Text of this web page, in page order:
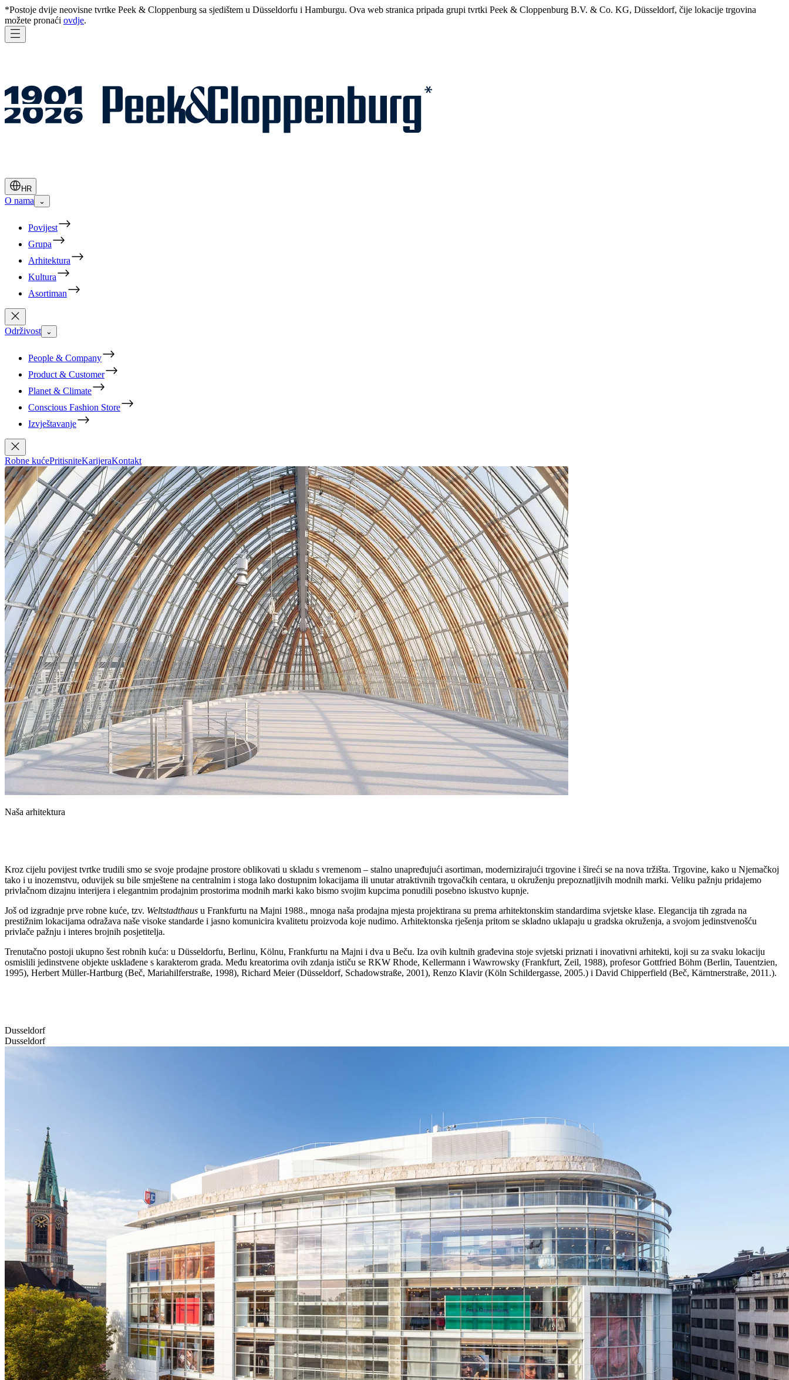
*Postoje dvije neovisne tvrtke Peek & Cloppenburg sa sjedištem u Düsseldorfu i Hamburgu. Ova web stranica pripada grupi tvrtki Peek & Cloppenburg B.V. & Co. KG, Düsseldorf, čije lokacije trgovina
možete pronaći ovdje.
HR
O nama ⌄
Povijest
Grupa
Arhitektura
Kultura
Asortiman
Održivost ⌄
People & Company
Product & Customer
Planet & Climate
Conscious Fashion Store
Izvještavanje
Robne kućePritisniteKarijeraKontakt
Naša arhitektura
Kroz cijelu povijest tvrtke trudili smo se svoje prodajne prostore oblikovati u skladu s vremenom – stalno unapređujući asortiman, modernizirajući trgovine i šireći se na nova tržišta. Trgovine, kako u Njemačkoj
tako i u inozemstvu, oduvijek su bile smještene na centralnim i stoga lako dostupnim lokacijama ili unutar atraktivnih trgovačkih centara, u okruženju prepoznatljivih modnih marki. Veliku pažnju pridajemo
privlačnom dizajnu interijera i elegantnim prodajnim prostorima modnih marki kako bismo svojim kupcima ponudili posebno iskustvo kupnje.
Još od izgradnje prve robne kuće, tzv. Weltstadthaus u Frankfurtu na Majni 1988., mnoga naša prodajna mjesta projektirana su prema arhitektonskim standardima svjetske klase. Elegancija tih zgrada na
prestižnim lokacijama odražava naše visoke standarde i jasno komunicira kvalitetu proizvoda koje nudimo. Arhitektonska rješenja pritom se skladno uklapaju u gradska okruženja, a svojom jedinstvenošću
privlače pažnju i interes brojnih posjetitelja.
Trenutačno postoji ukupno šest robnih kuća: u Düsseldorfu, Berlinu, Kölnu, Frankfurtu na Majni i dva u Beču. Iza ovih kultnih građevina stoje svjetski priznati i inovativni arhitekti, koji su za svaku lokaciju
osmislili jedinstvene objekte usklađene s karakterom grada. Među kreatorima ovih zdanja ističu se RKW Rhode, Kellermann i Wawrowsky (Frankfurt, Zeil, 1988), profesor Gottfried Böhm (Berlin, Tauentzien,
1995), Herbert Müller-Hartburg (Beč, Mariahilferstraße, 1998), Richard Meier (Düsseldorf, Schadowstraße, 2001), Renzo Klavir (Köln Schildergasse, 2005.) i David Chipperfield (Beč, Kärntnerstraße, 2011.).
Dusseldorf
Dusseldorf